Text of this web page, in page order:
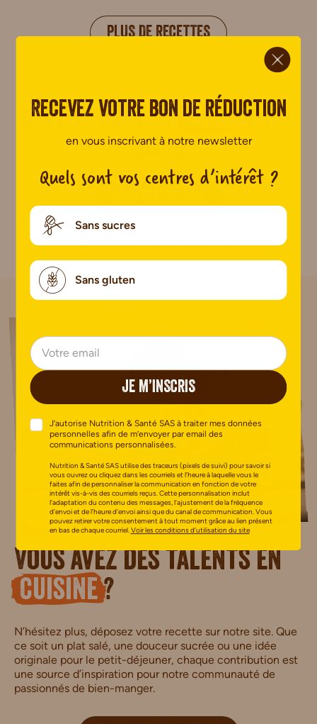
PLUS DE RECETTES
Ils en parlent mieux que
nous
Pas encore de commentaire.
Vous avez des talents en
cuisine ?
N’hésitez plus, déposez votre recette sur notre site. Que
ce soit un plat salé, une douceur sucrée ou une idée
originale pour le petit-déjeuner, chaque contribution est
une source d’inspiration pour notre communauté de
passionnés de bien-manger.
Recevez votre bon de réduction
en vous inscrivant à notre newsletter
Quels sont vos centres d’intérêt ?
Sans sucres
Sans gluten
JE M’INSCRIS
J’autorise Nutrition & Santé SAS à traiter mes données
personnelles afin de m’envoyer par email des
communications personnalisées.
Nutrition & Santé SAS utilise des traceurs (pixels de suivi) pour savoir si
vous ouvrez ou cliquez dans les courriels et l’heure à laquelle vous le
faites afin de personnaliser la communication en fonction de votre
intérêt vis-à-vis des courriels reçus. Cette personnalisation inclut
l’adaptation du contenu des messages, l’ajustement de la fréquence
d’envoi et de l’heure d’envoi ainsi que du canal de communication. Vous
pouvez retirer votre consentement à tout moment grâce au lien présent
en bas de chaque courriel.Voir les conditions d’utilisation du site